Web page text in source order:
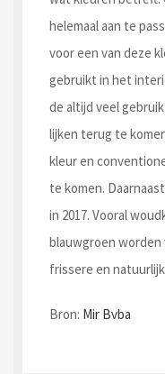
helemaal aan te
voor een van deze
gebruikt in het
de altijd veel
lijken terug te
kleur en
te komen.
in 2017. Vooral
blauwgroen
frissere en
Bron: Mir Bvba